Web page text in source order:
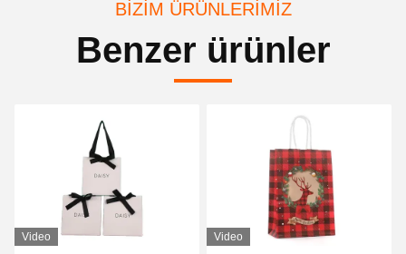
BIZIM ÜRÜNLERIMIZ
Benzer ürünler
Video Video